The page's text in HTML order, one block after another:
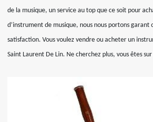
de la musique, un service au top que ce soit pour
d’instrument de musique, nous nous portons
satisfaction. Vous voulez vendre ou acheter un
Saint Laurent De Lin. Ne cherchez plus, vous êtes